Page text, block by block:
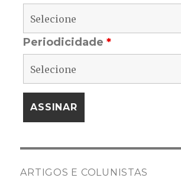
Periodicidade*
ARTIGOS E COLUNISTAS